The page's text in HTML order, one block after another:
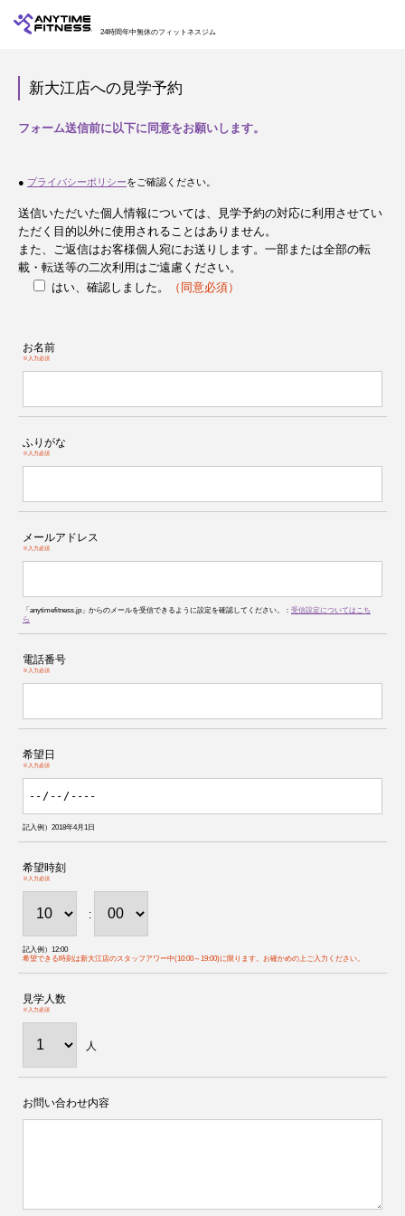
24時間年中無休のフィットネスジム
新大江店への見学予約
フォーム送信前に以下に同意をお願いします。
● プライバシーポリシーをご確認ください。
送信いただいた個人情報については、見学予約の対応に利用させてい
ただく目的以外に使用されることはありません。
また、ご返信はお客様個人宛にお送りします。一部または全部の転
載・転送等の二次利用はご遠慮ください。
はい、確認しました。
（同意必須）
お名前
※入力必須
ふりがな
※入力必須
メールアドレス
※入力必須
「anytimefitness.jp」からのメールを受信できるように設定を確認してください。： 受信設定についてはこち
ら
電話番号
※入力必須
希望日
※入力必須
記入例）2018年4月1日
希望時刻
※入力必須
:
記入例）12:00
希望できる時刻は新大江店のスタッフアワー中(10:00～19:00)に限ります。お確かめの上ご入力ください。
見学人数
※入力必須
人
お問い合わせ内容